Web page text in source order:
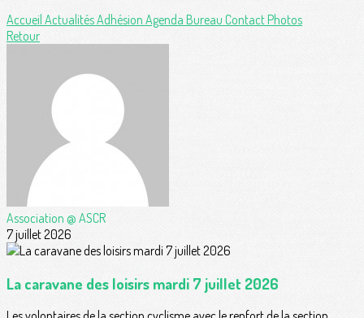
Accueil ActualitésAdhésion Agenda Bureau ContactPhotos
Retour
Association @ ASCR
7 juillet 2026
La caravane des loisirs mardi 7 juillet 2026